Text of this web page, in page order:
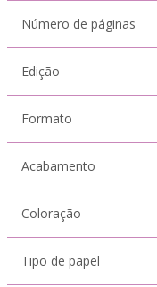
Número de páginas
Edição
Formato
Acabamento
Coloração
Tipo de papel